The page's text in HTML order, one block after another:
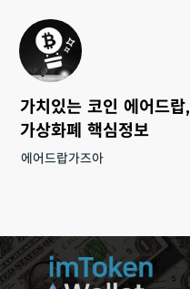
가치있는 코인 에어드랍,
가상화폐 핵심정보
에어드랍가즈아